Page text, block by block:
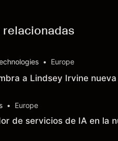
• Europe
a Lindsey Irvine
• Europe
de servicios de IA en la